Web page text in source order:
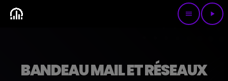
menu play_arrow
BANDEAU MAIL ET RÉSEAUX